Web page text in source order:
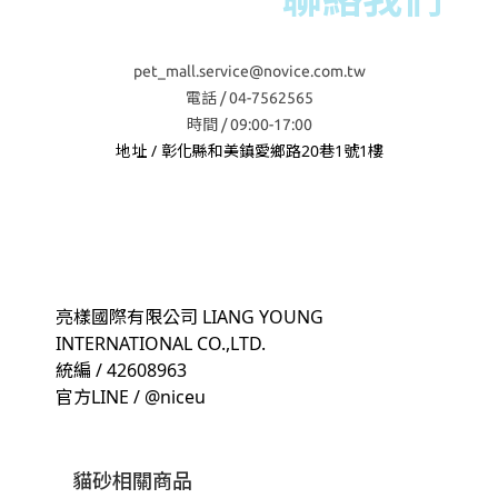
pet_mall.service@novice.com.tw
電話 / 04-7562565
時間 / 09:00-17:00
地址 / 彰化縣和美鎮愛鄉路20巷1號1樓
亮樣國際有限公司 LIANG YOUNG
INTERNATIONAL CO.,LTD.
統編 / 42608963
官方LINE / @niceu
貓砂相關商品